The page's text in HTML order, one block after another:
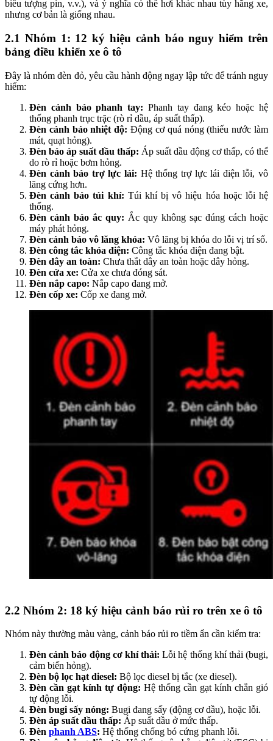
biểu tượng pin, v.v.), và ý nghĩa có thể hơi khác nhau tùy hãng xe,
nhưng cơ bản là giống nhau.
2.1 Nhóm 1: 12 ký hiệu cảnh báo nguy hiểm trên
bảng điều khiển xe ô tô
Đây là nhóm đèn đỏ, yêu cầu hành động ngay lập tức để tránh nguy
hiểm:
Đèn cảnh báo phanh tay: Phanh tay đang kéo hoặc hệ
thống phanh trục trặc (rò rỉ dầu, áp suất thấp).
Đèn cảnh báo nhiệt độ: Động cơ quá nóng (thiếu nước làm
mát, quạt hỏng).
Đèn báo áp suất dầu thấp: Áp suất dầu động cơ thấp, có thể
do rò rỉ hoặc bơm hỏng.
Đèn cảnh báo trợ lực lái: Hệ thống trợ lực lái điện lỗi, vô
lăng cứng hơn.
Đèn cảnh báo túi khí: Túi khí bị vô hiệu hóa hoặc lỗi hệ
thống.
Đèn cảnh báo ắc quy: Ắc quy không sạc đúng cách hoặc
máy phát hỏng.
Đèn cảnh báo vô lăng khóa: Vô lăng bị khóa do lỗi vị trí số.
Đèn công tắc khóa điện: Công tắc khóa điện đang bật.
Đèn dây an toàn: Chưa thắt dây an toàn hoặc dây hỏng.
Đèn cửa xe: Cửa xe chưa đóng sát.
Đèn nắp capo: Nắp capo đang mở.
Đèn cốp xe: Cốp xe đang mở.
2.2 Nhóm 2: 18 ký hiệu cảnh báo rủi ro trên xe ô tô
Nhóm này thường màu vàng, cảnh báo rủi ro tiềm ẩn cần kiểm tra:
Đèn cảnh báo động cơ khí thải: Lỗi hệ thống khí thải (bugi,
cảm biến hỏng).
Đèn bộ lọc hạt diesel: Bộ lọc diesel bị tắc (xe diesel).
Đèn cần gạt kính tự động: Hệ thống cần gạt kính chắn gió
tự động lỗi.
Đèn bugi sấy nóng: Bugi đang sấy (động cơ dầu), hoặc lỗi.
Đèn áp suất dầu thấp: Áp suất dầu ở mức thấp.
Đèn phanh ABS: Hệ thống chống bó cứng phanh lỗi.